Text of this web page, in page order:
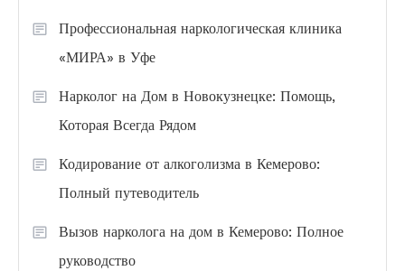
Профессиональная наркологическая клиника
«МИРА» в Уфе
Нарколог на Дом в Новокузнецке: Помощь,
Которая Всегда Рядом
Кодирование от алкоголизма в Кемерово:
Полный путеводитель
Вызов нарколога на дом в Кемерово: Полное
руководство